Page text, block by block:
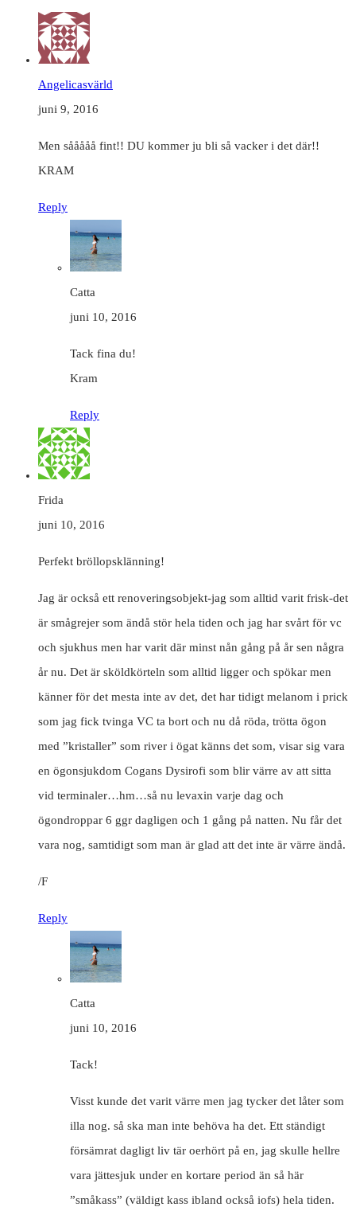
Angelicasvärld
juni 9, 2016
Men sååååå fint!! DU kommer ju bli så vacker i det där!!
KRAM
Reply
Catta
juni 10, 2016
Tack fina du!
Kram
Reply
Frida
juni 10, 2016
Perfekt bröllopsklänning!
Jag är också ett renoveringsobjekt-jag som alltid varit frisk-det
är smågrejer som ändå stör hela tiden och jag har svårt för vc
och sjukhus men har varit där minst nån gång på år sen några
år nu. Det är sköldkörteln som alltid ligger och spökar men
känner för det mesta inte av det, det har tidigt melanom i prick
som jag fick tvinga VC ta bort och nu då röda, trötta ögon
med ”kristaller” som river i ögat känns det som, visar sig vara
en ögonsjukdom Cogans Dysirofi som blir värre av att sitta
vid terminaler…hm…så nu levaxin varje dag och
ögondroppar 6 ggr dagligen och 1 gång på natten. Nu får det
vara nog, samtidigt som man är glad att det inte är värre ändå.
/F
Reply
Catta
juni 10, 2016
Tack!
Visst kunde det varit värre men jag tycker det låter som
illa nog. så ska man inte behöva ha det. Ett ständigt
försämrat dagligt liv tär oerhört på en, jag skulle hellre
vara jättesjuk under en kortare period än så här
”småkass” (väldigt kass ibland också iofs) hela tiden.